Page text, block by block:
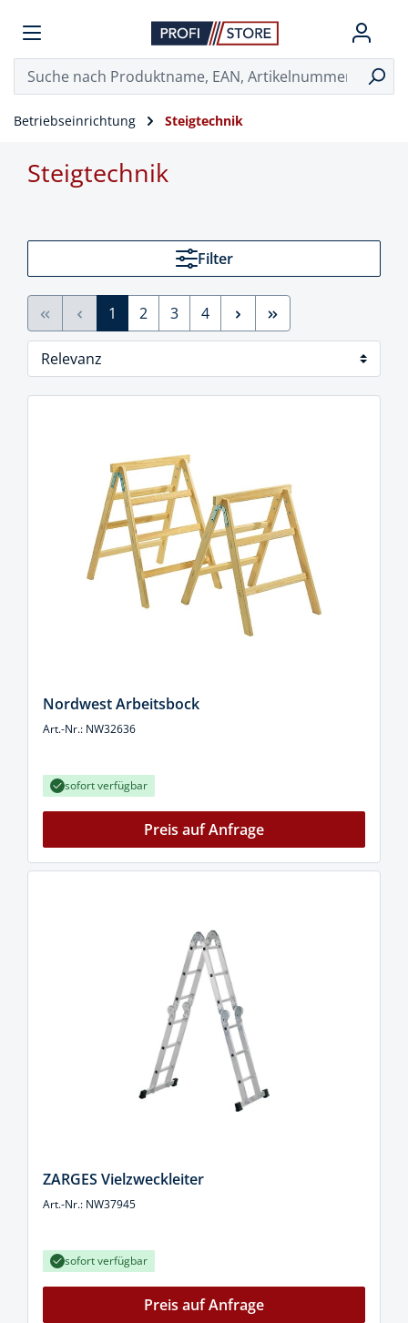
Betriebseinrichtung Steigtechnik
Steigtechnik
Filter
1 2 3 4
Nordwest Arbeitsbock
Art.-Nr.: NW32636
sofort verfügbar
Preis auf Anfrage
ZARGES Vielzweckleiter
Art.-Nr.: NW37945
sofort verfügbar
Preis auf Anfrage